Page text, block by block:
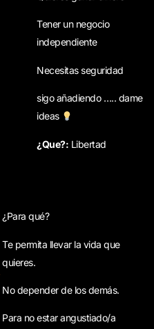
Tener un negocio
independiente
Necesitas seguridad
sigo añadiendo ….. dame
ideas
¿Que?: Libertad
¿Para qué?
Te permita llevar la vida que
quieres.
No depender de los demás.
Para no estar angustiado/a